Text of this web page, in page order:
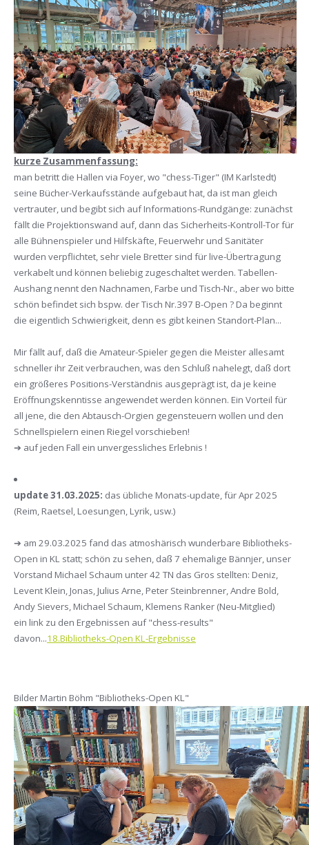
kurze Zusammenfassung:
man betritt die Hallen via Foyer, wo "chess-Tiger" (IM Karlstedt)
seine Bücher-Verkaufsstände aufgebaut hat, da ist man gleich
vertrauter, und begibt sich auf Informations-Rundgänge: zunächst
fällt die Projektionswand auf, dann das Sicherheits-Kontroll-Tor für
alle Bühnenspieler und Hilfskäfte, Feuerwehr und Sanitäter
wurden verpflichtet, sehr viele Bretter sind für live-Übertragung
verkabelt und können beliebig zugeschaltet werden. Tabellen-
Aushang nennt den Nachnamen, Farbe und Tisch-Nr., aber wo bitte
schön befindet sich bspw. der Tisch Nr.397 B-Open ? Da beginnt
die eigentlich Schwierigkeit, denn es gibt keinen Standort-Plan...
Mir fällt auf, daß die Amateur-Spieler gegen die Meister allesamt
schneller ihr Zeit verbrauchen, was den Schluß nahelegt, daß dort
ein größeres Positions-Verständnis ausgeprägt ist, da je keine
Eröffnungskenntisse angewendet werden können. Ein Vorteil für
all jene, die den Abtausch-Orgien gegensteuern wollen und den
Schnellspielern einen Riegel vorschieben!
➔ auf jeden Fall ein unvergessliches Erlebnis !
update 31.03.2025: das übliche Monats-update, für Apr 2025
(Reim, Raetsel, Loesungen, Lyrik, usw.)
➔ am 29.03.2025 fand das atmoshärisch wunderbare Bibliotheks-
Open in KL statt; schön zu sehen, daß 7 ehemalige Bännjer, unser
Vorstand Michael Schaum unter 42 TN das Gros stellten: Deniz,
Levent Klein, Jonas, Julius Arne, Peter Steinbrenner, Andre Bold,
Andy Sievers, Michael Schaum, Klemens Ranker (Neu-Mitglied)
ein link zu den Ergebnissen auf "chess-results"
davon...18.Bibliotheks-Open KL-Ergebnisse
Bilder Martin Böhm "Bibliotheks-Open KL"